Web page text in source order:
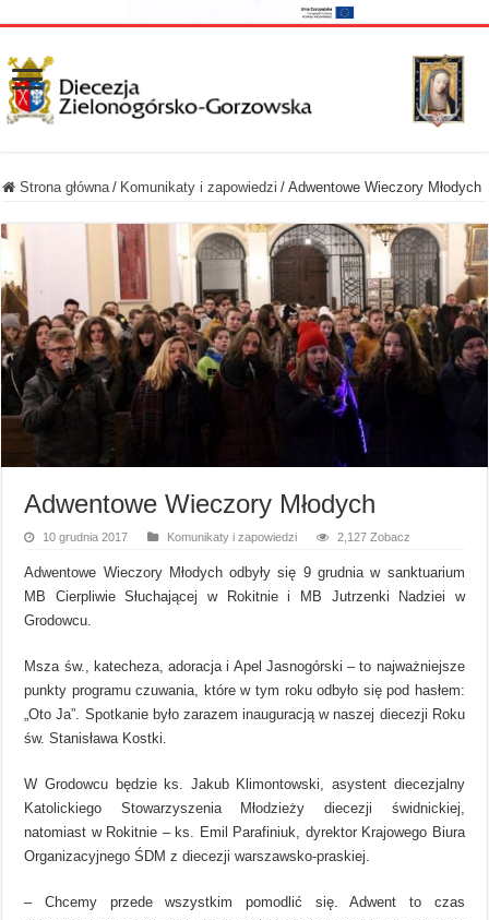
Strona główna / Komunikaty i zapowiedzi / Adwentowe Wieczory Młodych
Adwentowe Wieczory Młodych
10 grudnia 2017 Komunikaty i zapowiedzi 2,127 Zobacz
Adwentowe Wieczory Młodych odbyły się 9 grudnia w sanktuarium
MB Cierpliwie Słuchającej w Rokitnie i MB Jutrzenki Nadziei w
Grodowcu.
Msza św., katecheza, adoracja i Apel Jasnogórski – to najważniejsze
punkty programu czuwania, które w tym roku odbyło się pod hasłem:
„Oto Ja”. Spotkanie było zarazem inauguracją w naszej diecezji Roku
św. Stanisława Kostki.
W Grodowcu będzie ks. Jakub Klimontowski, asystent diecezjalny
Katolickiego Stowarzyszenia Młodzieży diecezji świdnickiej,
natomiast w Rokitnie – ks. Emil Parafiniuk, dyrektor Krajowego Biura
Organizacyjnego ŚDM z diecezji warszawsko-praskiej.
– Chcemy przede wszystkim pomodlić się. Adwent to czas